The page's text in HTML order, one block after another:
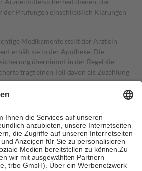
Arzneimittelsicherheit dienen, die
der Prüfungen einschließlich Klärungen
Medikamente stellt der Arzt ein
erhält sie in der Apotheke. Die
übernimmt in der Regel die
trägt einen Teil davon als Zuzahlung
Zuzahlungen in Höhe von zehn
sind jedoch nie mehr als die tatsächlichen
auch für Online-Apotheken.
Krankenpflege beträgt die
der Kosten sowie zehn Euro je